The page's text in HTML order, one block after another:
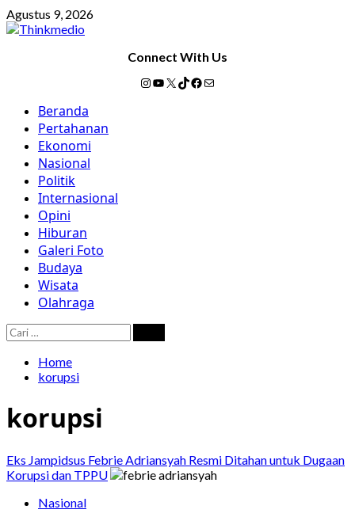
Skip
to
Agustus 9, 2026
Connect With Us
Instagram
YouTube
X TikTok
Facebook
Mail
Primary
Menu
Beranda
Pertahanan
Ekonomi
Nasional
Politik
Internasional
Opini
Hiburan
Galeri Foto
Budaya
Wisata
Olahraga
Cari
untuk:
Home
korupsi
korupsi
Eks Jampidsus Febrie Adriansyah Resmi Ditahan untuk Dugaan
Korupsi dan TPPU
Nasional